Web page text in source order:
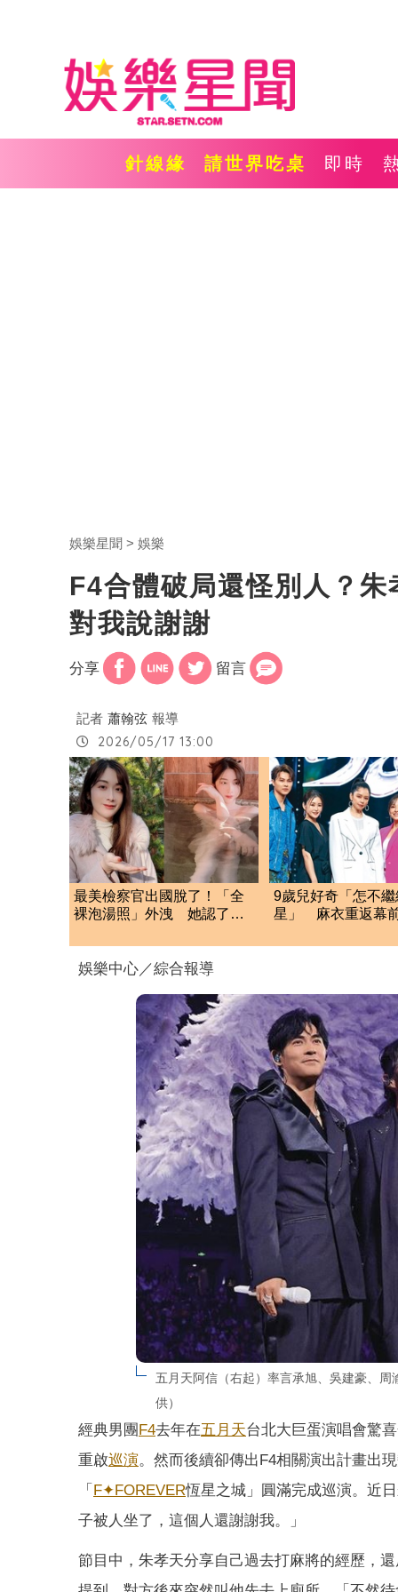
針線緣 請世界吃桌 即時
娛樂星聞 娛樂
F4合體破局還怪別人？
對我說謝謝
分享 留言
記者 蕭翰弦 報導
2026/05/17 13:00
最美檢察官出國脫了！「全
裸泡湯照」外洩 她認了：
9歲兒好奇「怎不
星」 麻衣重返幕
娛樂中心／綜合報導
五月天阿信（右起）率言承旭、吳建豪、
供）
經典男團F4去年在五月天台北大巨蛋演唱會驚
重啟巡演。然而後續卻傳出F4相關演出計畫出
「 F✦FOREVER恆星之城」圓滿完成巡演。近
子被人坐了，這個人還謝謝我。」
節目中，朱孝天分享自己過去打麻將的經歷，